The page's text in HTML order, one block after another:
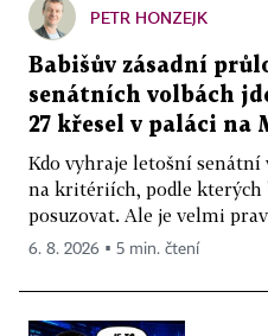
PETR HONZEJK
Babišův zásadní
senátních volbách
27 křesel v paláci na
Kdo vyhraje letošní senátní
na kritériích, podle kterých
posuzovat. Ale je velmi
6. 8. 2026 ▪ 5 min. čtení